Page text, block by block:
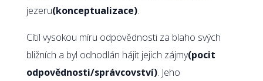
jezeru(konceptualizace).
Cítil vysokou míru odpovědnosti za blaho svých
bližních a byl odhodlán hájit jejich zájmy(pocit
odpovědnosti/správcovství). Jeho